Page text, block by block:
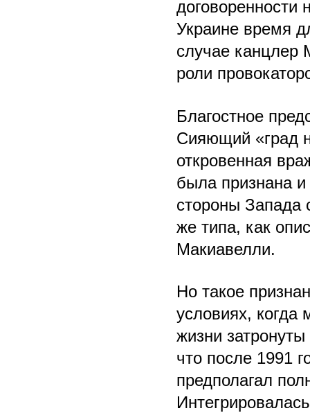
Украине время
случае канцлер
роли
Благостное
Сияющий «град
откровенная
была признана
стороны Запада
же типа, как
Макиавелли.
Но такое
условиях, когда
жизни
что после 1991
предполагал